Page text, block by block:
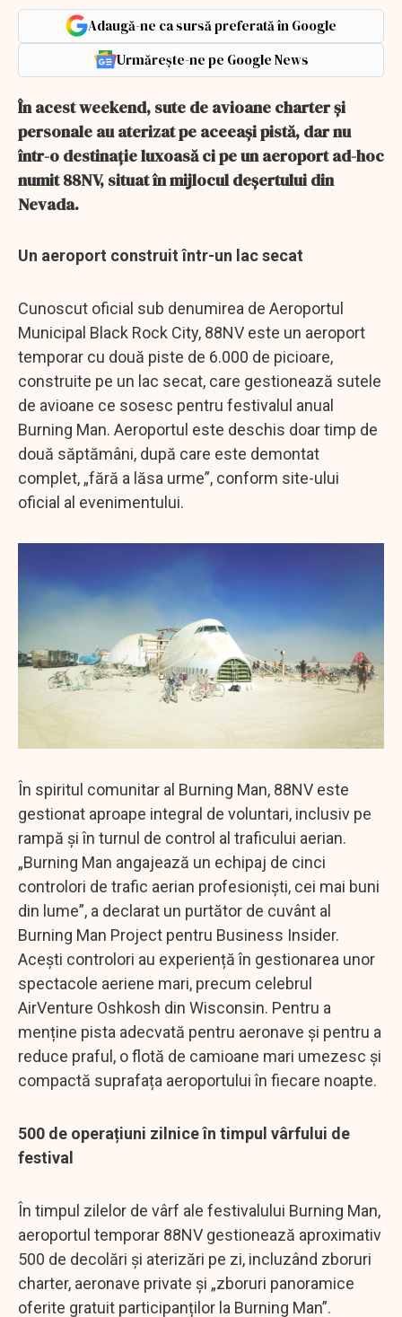
Adaugă-ne ca sursă preferată în Google
Urmărește-ne pe Google News
În acest weekend, sute de avioane charter și
personale au aterizat pe aceeași pistă, dar nu
într-o destinație luxoasă ci pe un aeroport ad-hoc
numit 88NV, situat în mijlocul deșertului din
Nevada.
Un aeroport construit într-un lac secat
Cunoscut oficial sub denumirea de Aeroportul
Municipal Black Rock City, 88NV este un aeroport
temporar cu două piste de 6.000 de picioare,
construite pe un lac secat, care gestionează sutele
de avioane ce sosesc pentru festivalul anual
Burning Man. Aeroportul este deschis doar timp de
două săptămâni, după care este demontat
complet, „fără a lăsa urme”, conform site-ului
oficial al evenimentului.
În spiritul comunitar al Burning Man, 88NV este
gestionat aproape integral de voluntari, inclusiv pe
rampă și în turnul de control al traficului aerian.
„Burning Man angajează un echipaj de cinci
controlori de trafic aerian profesioniști, cei mai buni
din lume”, a declarat un purtător de cuvânt al
Burning Man Project pentru Business Insider.
Acești controlori au experiență în gestionarea unor
spectacole aeriene mari, precum celebrul
AirVenture Oshkosh din Wisconsin. Pentru a
menține pista adecvată pentru aeronave și pentru a
reduce praful, o flotă de camioane mari umezesc și
compactă suprafața aeroportului în fiecare noapte.
500 de operațiuni zilnice în timpul vârfului de
festival
În timpul zilelor de vârf ale festivalului Burning Man,
aeroportul temporar 88NV gestionează aproximativ
500 de decolări și aterizări pe zi, incluzând zboruri
charter, aeronave private și „zboruri panoramice
oferite gratuit participanților la Burning Man”.